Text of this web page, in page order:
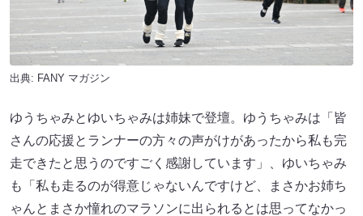
出典: FANY マガジン
ゆうちゃみとゆいちゃみは姉妹で登壇。ゆうちゃみは「皆
さんの応援とランナーの方々の声がけがあったから私も完
走できたと思うのですごく感謝しています」、ゆいちゃみ
も「私も走るのが得意じゃないんですけど、まさかお姉ち
ゃんとまさか憧れのマラソンに出られるとは思ってなかっ